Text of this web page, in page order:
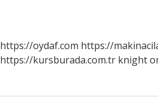
https://oydaf.com https://
https://kursburada.com.tr knight